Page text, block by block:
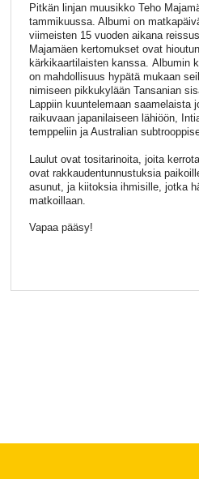
Pitkän linjan muusikko Teho
tammikuussa. Albumi on
viimeisten 15 vuoden aikana
Majamäen kertomukset ovat
kärkikaartilaisten kanssa. Albumin
on mahdollisuus hypätä mukaan
nimiseen pikkukylään Tansanian
Lappiin kuuntelemaan
raikuvaan japanilaiseen lähiöön,
temppeliin ja Australian
Laulut ovat tositarinoita, joita
ovat rakkaudentunnustuksia
asunut, ja kiitoksia ihmisille, jotka
matkoillaan.
Vapaa pääsy!